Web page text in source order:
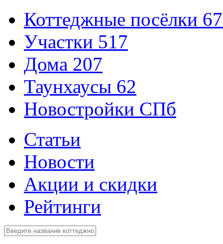
Коттеджные посёлки
Участки 517
Дома 207
Таунхаусы 62
Новостройки СПб
Статьи
Новости
Акции и скидки
Рейтинги